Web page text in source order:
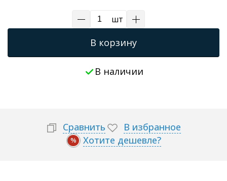
шт
В корзину
В наличии
Сравнить В избранное
% Хотите дешевле?